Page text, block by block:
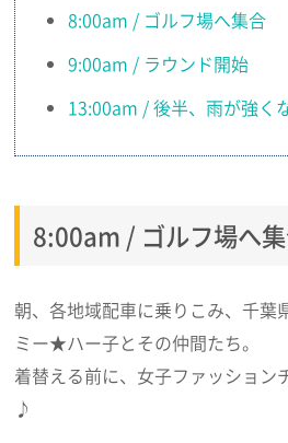
8:00am / ゴルフ場へ集合
9:00am / ラウンド開始
13:00am / 後半、雨が強く
8:00am / ゴルフ場へ
朝、各地域配車に乗りこみ、千葉
ミー★ハー子とその仲間たち。
着替える前に、女子ファッション
♪